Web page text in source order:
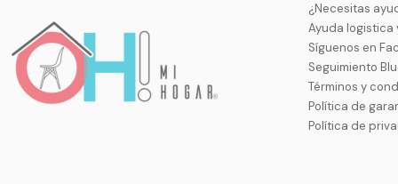
¿Necesitas
Ayuda
Síguenos en
Seguimiento
Términos y
Política de
Política de